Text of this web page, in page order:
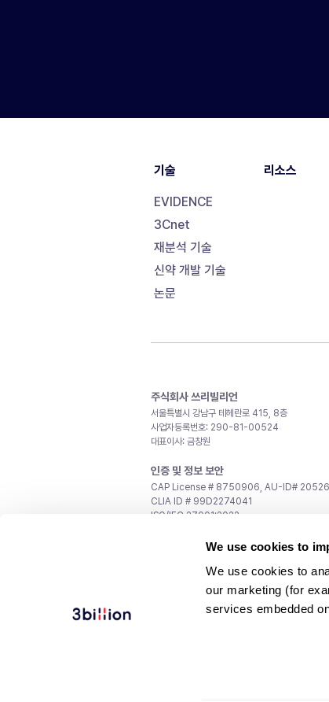
We use cookies to
We use cookies to
our marketing (for
services embedded
기술
EVIDENCE
3Cnet
재분석 기술
신약 개발 기술
논문
리소스
주식회사 쓰리빌리언
서울특별시 강남구 테헤란로 415, 8층
사업자등록번호: 290-81-00524
대표이사: 금창원
인증 및 정보 보안
CAP License # 8750906, AU-ID#
CLIA ID # 99D2274041
ISO/IEC 27001:2022
recruiting@3billion.io
ir@3billion.io